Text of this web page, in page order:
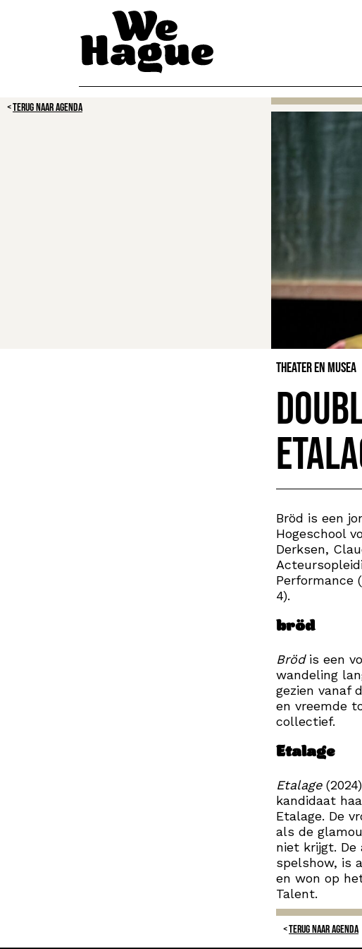
TERUG NAAR AGENDA
Theater en Musea
Bröd is een
Hogeschool
Derksen,
Performance
4).
bröd
Brödis een
wandeling
gezien vanaf
en vreemde
collectief.
Etalage
Etalage
kandidaat
Etalage. De
als de
niet krijgt. De
spelshow, is
en won op
Talent.
TERUG NAAR AGENDA